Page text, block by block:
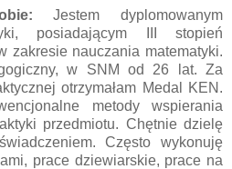
Jestem dyplomowanym
posiadającym III stopień
zakresie nauczania matematyki.
w SNM od 26 lat. Za
otrzymałam Medal KEN.
metody wspierania
przedmiotu. Chętnie dzielę
Często wykonuję
prace dziewiarskie, prace na